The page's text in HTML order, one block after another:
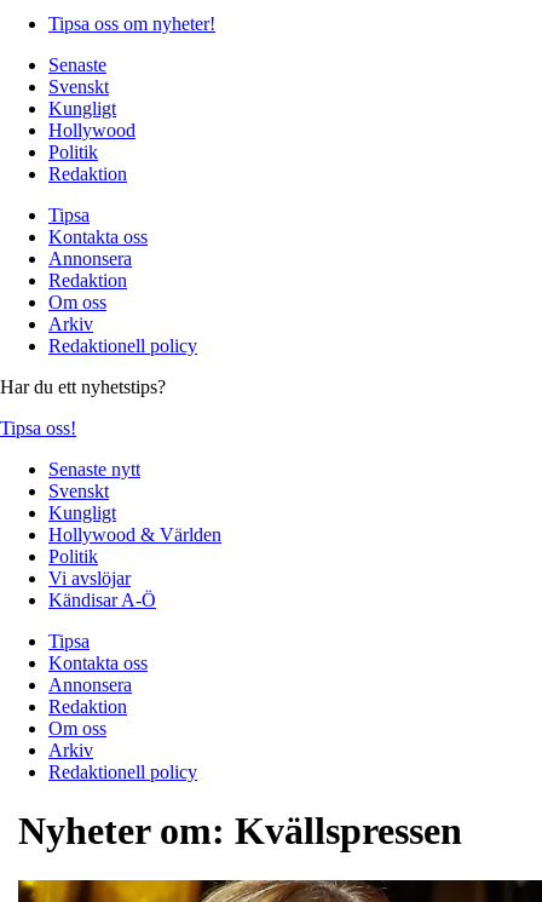
Tipsa oss om nyheter!
Senaste
Svenskt
Kungligt
Hollywood
Politik
Redaktion
Tipsa
Kontakta oss
Annonsera
Redaktion
Om oss
Arkiv
Redaktionell policy
Har du ett nyhetstips?
Tipsa oss!
Senaste nytt
Svenskt
Kungligt
Hollywood & Världen
Politik
Vi avslöjar
Kändisar A-Ö
Tipsa
Kontakta oss
Annonsera
Redaktion
Om oss
Arkiv
Redaktionell policy
Nyheter om: Kvällspressen